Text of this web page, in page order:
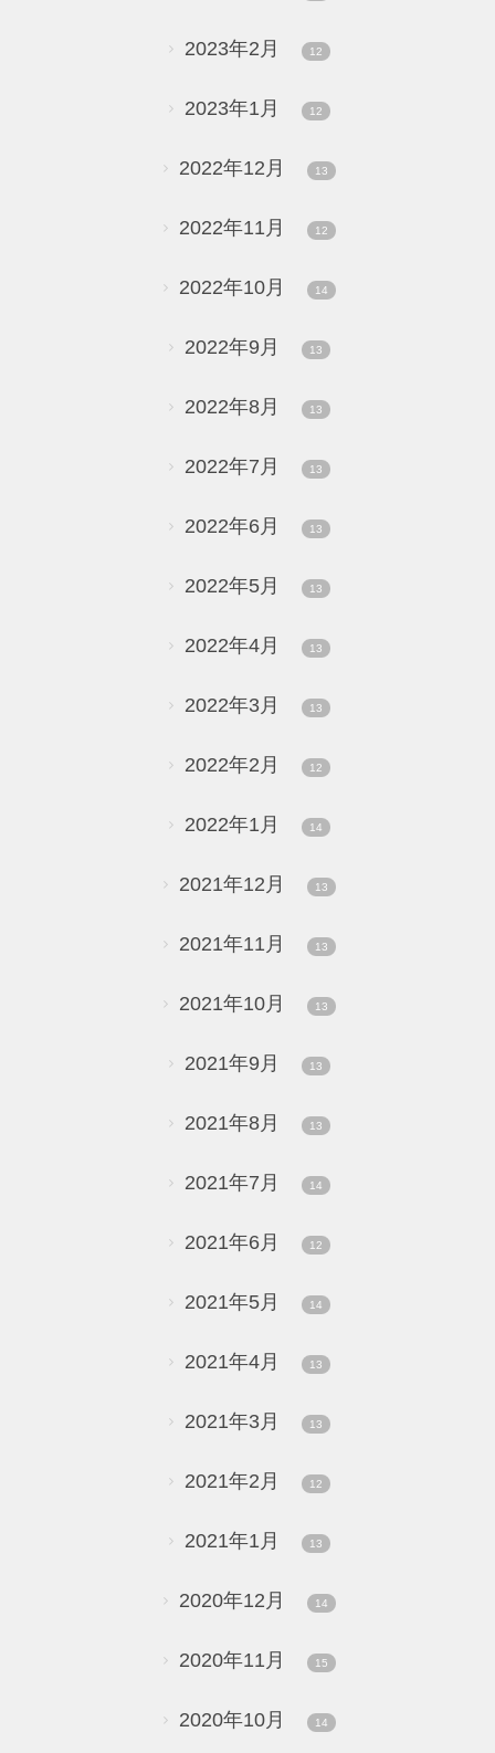
2023年2月 12
2023年1月 12
2022年12月 13
2022年11月 12
2022年10月 14
2022年9月 13
2022年8月 13
2022年7月 13
2022年6月 13
2022年5月 13
2022年4月 13
2022年3月 13
2022年2月 12
2022年1月 14
2021年12月 13
2021年11月 13
2021年10月 13
2021年9月 13
2021年8月 13
2021年7月 14
2021年6月 12
2021年5月 14
2021年4月 13
2021年3月 13
2021年2月 12
2021年1月 13
2020年12月 14
2020年11月 15
2020年10月 14